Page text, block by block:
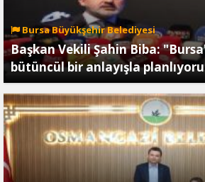
Bursa Büyükşehir Belediyesi
Başkan Vekili Şahin Biba:
bütüncül bir anlayışla